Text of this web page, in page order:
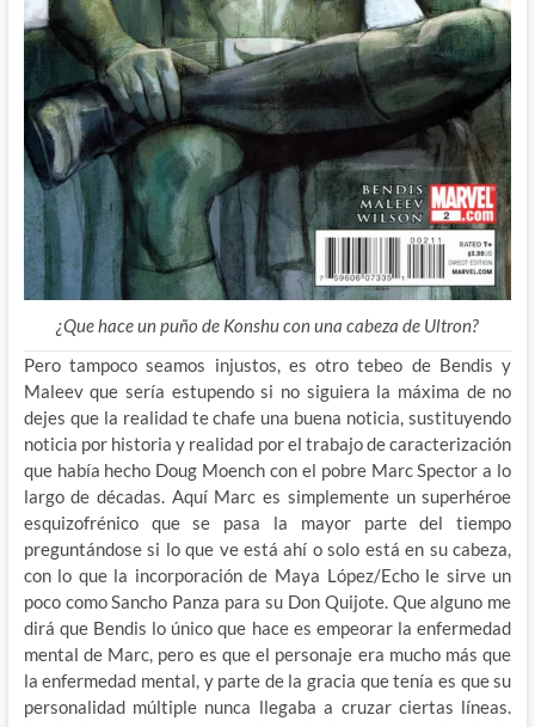
¿Que hace un puño de Konshu con una cabeza de Ultron?
Pero tampoco seamos injustos, es otro tebeo de Bendis y
Maleev que sería estupendo si no siguiera la máxima de no
dejes que la realidad te chafe una buena noticia, sustituyendo
noticia por historia y realidad por el trabajo de caracterización
que había hecho Doug Moench con el pobre Marc Spector a lo
largo de décadas. Aquí Marc es simplemente un superhéroe
esquizofrénico que se pasa la mayor parte del tiempo
preguntándose si lo que ve está ahí o solo está en su cabeza,
con lo que la incorporación de Maya López/Echo le sirve un
poco como Sancho Panza para su Don Quijote. Que alguno me
dirá que Bendis lo único que hace es empeorar la enfermedad
mental de Marc, pero es que el personaje era mucho más que
la enfermedad mental, y parte de la gracia que tenía es que su
personalidad múltiple nunca llegaba a cruzar ciertas líneas.